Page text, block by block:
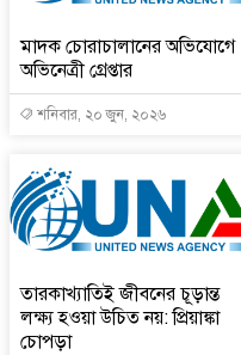
মাদক চোরাচালানের অভিযোগে
অভিনেত্রী গ্রেপ্তার
শনিবার, ২০ জুন, ২০২৬
তারকাখ্যাতিই জীবনের চূড়ান্ত
লক্ষ্য হওয়া উচিত নয়: প্রিয়াঙ্কা
চোপড়া